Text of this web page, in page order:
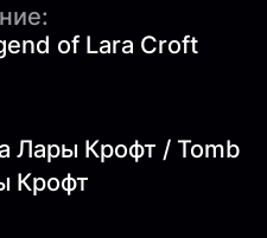
of Lara Croft
Лары Крофт / Tomb
Крофт